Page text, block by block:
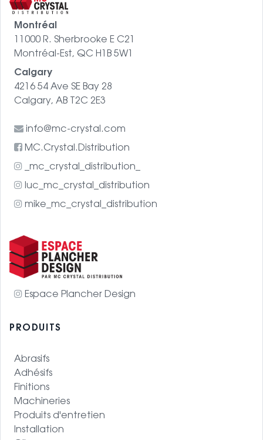
Montréal
11000 R. Sherbrooke E C21
Montréal-Est, QC H1B 5W1
Calgary
4216 54 Ave SE Bay 28
Calgary, AB T2C 2E3
info@mc-crystal.com
MC.Crystal.Distribution
_mc_crystal_distribution_
luc_mc_crystal_distribution
mike_mc_crystal_distribution
Espace Plancher Design
PRODUITS
Abrasifs
Adhésifs
Finitions
Machineries
Produits d'entretien
Installation